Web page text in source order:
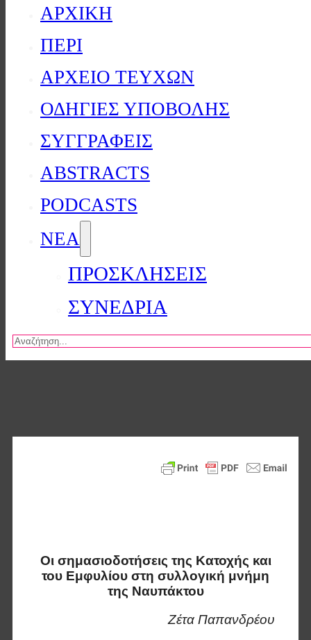
ΑΡΧΙΚΗ
ΠΕΡΙ
ΑΡΧΕΙΟ ΤΕΥΧΩΝ
ΟΔΗΓΙΕΣ ΥΠΟΒΟΛΗΣ
ΣΥΓΓΡΑΦΕΙΣ
ABSTRACTS
PODCASTS
ΝΕΑ
ΠΡΟΣΚΛΗΣΕΙΣ
ΣΥΝΕΔΡΙΑ
Αναζήτηση
Οι σημασιοδοτήσεις της Κατοχής και
του Εμφυλίου στη συλλογική μνήμη
της Ναυπάκτου
Ζέτα Παπανδρέου